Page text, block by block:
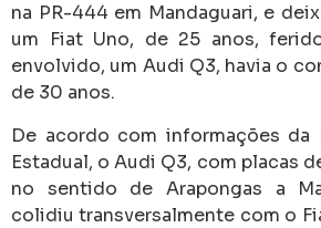
na PR-444 em Mandaguari, e
um Fiat Uno, de 25 anos,
envolvido, um Audi Q3, havia o
de 30 anos.
De acordo com informações da
Estadual, o Audi Q3, com placas
no sentido de Arapongas a
colidiu transversalmente com o